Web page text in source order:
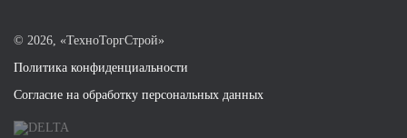
© 2026, «ТехноТоргСтрой»
Политика конфиденциальности
Согласие на обработку персональных данных